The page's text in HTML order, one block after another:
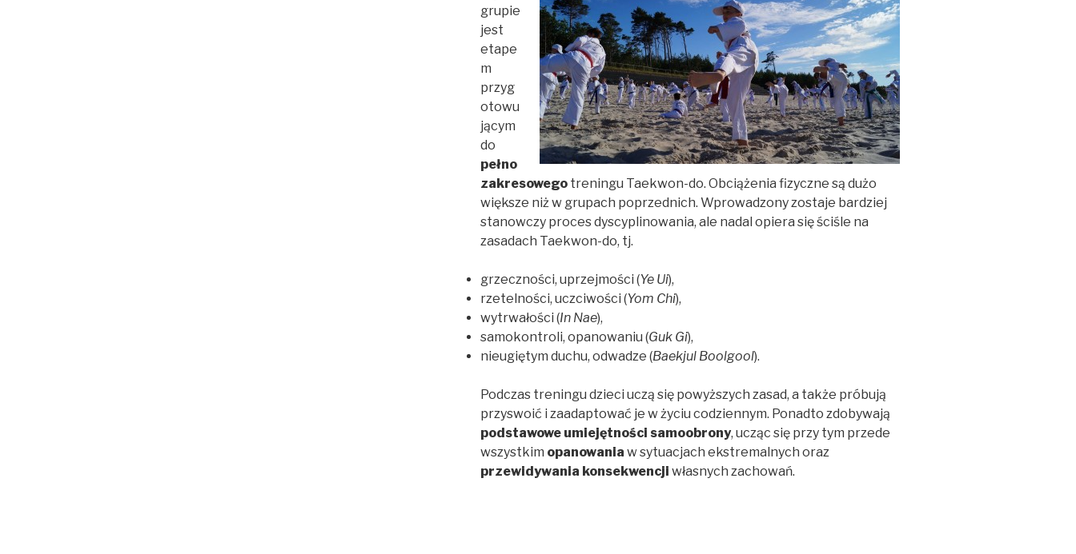
grupie
jest
etape
m
przyg
otowu
jącym
do
pełno
zakresowegotreningu Taekwon-do. Obciążenia fizyczne są dużo
większe niż w grupach poprzednich. Wprowadzony zostaje bardziej
stanowczy proces dyscyplinowania, ale nadal opiera się ściśle na
zasadach Taekwon-do, tj.
grzeczności, uprzejmości (Ye Ui),
rzetelności, uczciwości (Yom Chi),
wytrwałości (In Nae),
samokontroli, opanowaniu (Guk Gi),
nieugiętym duchu, odwadze (Baekjul Boolgool).
Podczas treningu dzieci uczą się powyższych zasad, a także próbują
przyswoić i zaadaptować je w życiu codziennym. Ponadto zdobywają
podstawowe umiejętności samoobrony, ucząc się przy tym przede
wszystkim opanowania w sytuacjach ekstremalnych oraz
przewidywania konsekwencji własnych zachowań.